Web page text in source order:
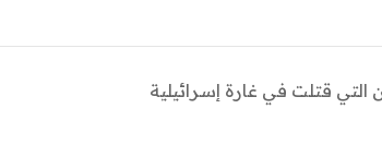
التي قتلت في غارة إسرائيلية